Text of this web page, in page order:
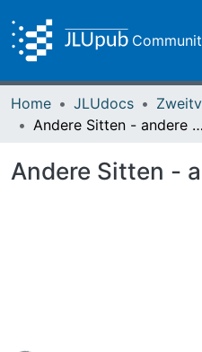
Home JLUdocs
Andere Sitten - andere Götter
Andere Sitten -